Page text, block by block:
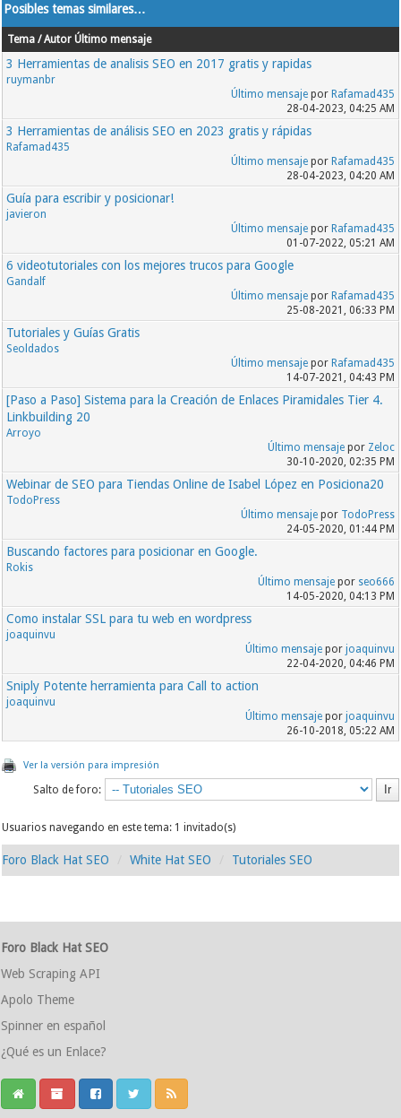
Posibles temas similares…
Tema / Autor Último mensaje
3 Herramientas de analisis SEO en 2017 gratis y rapidas
ruymanbr
Último mensajepor Rafamad435
28-04-2023, 04:25 AM
3 Herramientas de análisis SEO en 2023 gratis y rápidas
Rafamad435
Último mensajepor Rafamad435
28-04-2023, 04:20 AM
Guía para escribir y posicionar!
javieron
Último mensajepor Rafamad435
01-07-2022, 05:21 AM
6 videotutoriales con los mejores trucos para Google
Gandalf
Último mensajepor Rafamad435
25-08-2021, 06:33 PM
Tutoriales y Guías Gratis
Seoldados
Último mensajepor Rafamad435
14-07-2021, 04:43 PM
[Paso a Paso] Sistema para la Creación de Enlaces Piramidales Tier 4.
Linkbuilding 20
Arroyo
Último mensajepor Zeloc
30-10-2020, 02:35 PM
Webinar de SEO para Tiendas Online de Isabel López en Posiciona20
TodoPress
Último mensajepor TodoPress
24-05-2020, 01:44 PM
Buscando factores para posicionar en Google.
Rokis
Último mensajepor seo666
14-05-2020, 04:13 PM
Como instalar SSL para tu web en wordpress
joaquinvu
Último mensajepor joaquinvu
22-04-2020, 04:46 PM
Sniply Potente herramienta para Call to action
joaquinvu
Último mensajepor joaquinvu
26-10-2018, 05:22 AM
Ver la versión para impresión
Salto de foro:
Usuarios navegando en este tema: 1 invitado(s)
Foro Black Hat SEO White Hat SEO Tutoriales SEO
Foro Black Hat SEO
Web Scraping API
Apolo Theme
Spinner en español
¿Qué es un Enlace?